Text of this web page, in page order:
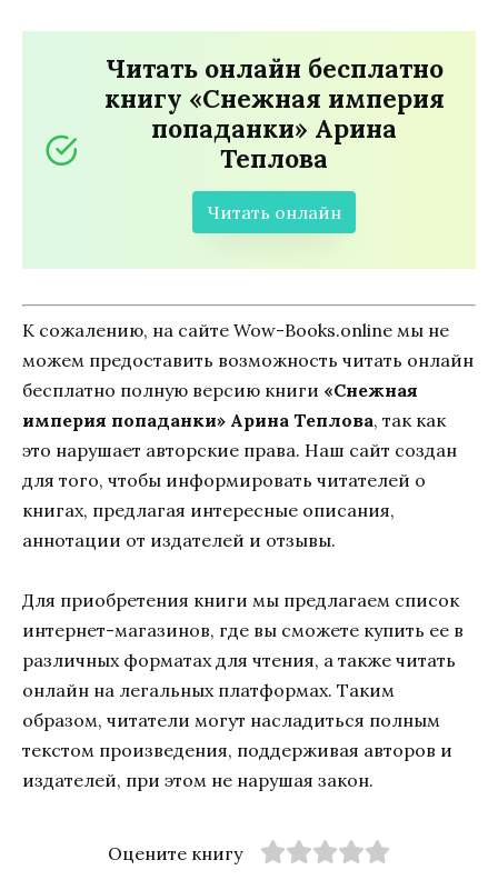
Читать онлайн бесплатно
книгу «Снежная империя
попаданки» Арина
Теплова
Читать онлайн
К сожалению, на сайте Wow-Books.online мы не
можем предоставить возможность читать онлайн
бесплатно полную версию книги «Снежная
империя попаданки» Арина Теплова, так как
это нарушает авторские права. Наш сайт создан
для того, чтобы информировать читателей о
книгах, предлагая интересные описания,
аннотации от издателей и отзывы.
Для приобретения книги мы предлагаем список
интернет-магазинов, где вы сможете купить ее в
различных форматах для чтения, а также читать
онлайн на легальных платформах. Таким
образом, читатели могут насладиться полным
текстом произведения, поддерживая авторов и
издателей, при этом не нарушая закон.
Оцените книгу